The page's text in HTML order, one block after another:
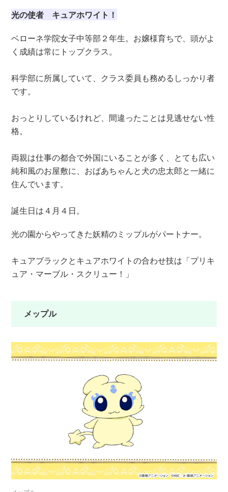
光の使者 キュアホワイト！
ベローネ学院女子中等部２年生。お嬢様育ちで、頭がよ
く成績は常にトップクラス。
科学部に所属していて、クラス委員も務めるしっかり者
です。
おっとりしているけれど、間違ったことは見逃せない性
格。
両親は仕事の都合で外国にいることが多く、とても広い
純和風のお屋敷に、おばあちゃんと犬の忠太郎と一緒に
住んでいます。
誕生日は４月４日。
光の園からやってきた妖精のミップルがパートナー。
キュアブラックとキュアホワイトの合わせ技は「プリキ
ュア・マーブル・スクリュー！」
メップル